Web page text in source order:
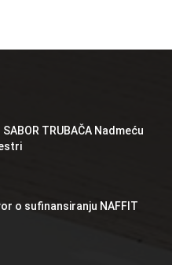
SABOR TRUBAČA Nadmeću
o sufinansiranju NAFFIT